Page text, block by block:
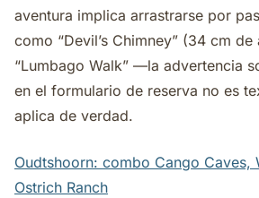
aventura implica arrastrarse por
como “Devil’s Chimney” (34 cm
“Lumbago Walk” —la advertencia
en el formulario de reserva no es
aplica de verdad.
Oudtshoorn: combo Cango Caves,
Ostrich Ranch